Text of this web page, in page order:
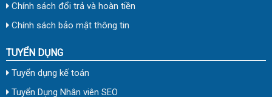
Chính sách đổi trả và hoàn tiền
Chính sách bảo mật thông tin
TUYỂN DỤNG
Tuyển dụng kế toán
Tuyển Dụng Nhân viên SEO